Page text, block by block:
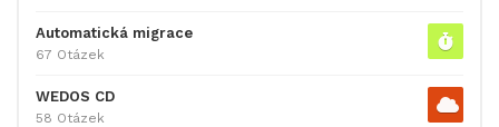
Automatická migrace
67 Otázek
WEDOS CD
58 Otázek